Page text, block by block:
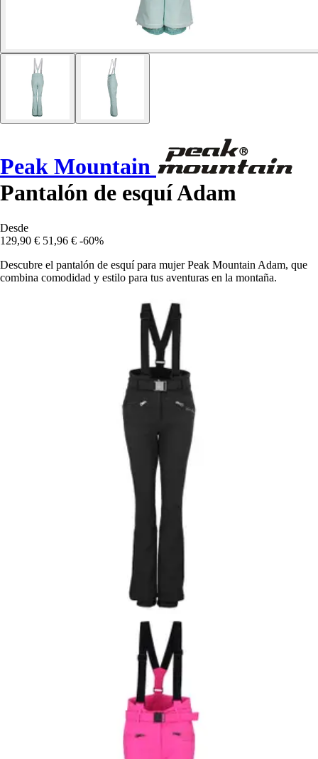
Peak Mountain
Pantalón de esquí Adam
Desde
129,90 € 51,96 € -60%
Descubre el pantalón de esquí para mujer Peak Mountain Adam, que
combina comodidad y estilo para tus aventuras en la montaña.